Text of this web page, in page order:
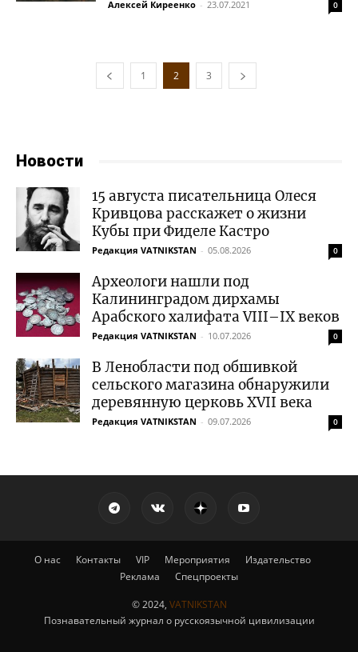
Алексей Киреенко - 23.07.2021 0
1 2 3
Новости
15 августа писательница Олеся
Кривцова расскажет о жизни
Кубы при Фиделе Кастро
Редакция VATNIKSTAN - 05.08.2026 0
Археологи нашли под
Калининградом дирхамы
Арабского халифата VIII–IX веков
Редакция VATNIKSTAN - 10.07.2026 0
В Ленобласти под обшивкой
сельского магазина обнаружили
деревянную церковь XVII века
Редакция VATNIKSTAN - 09.07.2026 0
О нас Контакты VIP Мероприятия
Издательство
Реклама
Спецпроекты
© 2024, VATNIKSTAN
Познавательный журнал о русскоязычной цивилизации